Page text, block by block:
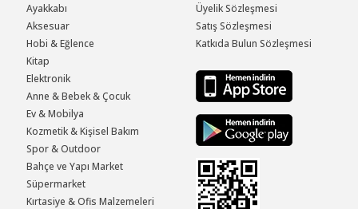
Ayakkabı
Aksesuar
Hobi & Eğlence
Kitap
Elektronik
Anne & Bebek & Çocuk
Ev & Mobilya
Kozmetik & Kişisel Bakım
Spor & Outdoor
Bahçe ve Yapı Market
Süpermarket
Kırtasiye & Ofis Malzemeleri
Üyelik Sözleşmesi
Satış Sözleşmesi
Katkıda Bulun Sözleşmesi